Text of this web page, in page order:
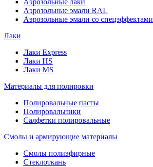
Аэрозольные лаки
Аэрозольные эмали RAL
Аэрозольные эмали со спецэффектами
Лаки
Лаки Express
Лаки HS
Лаки MS
Материалы для полировки
Полировальные пасты
Полировальники
Салфетки полировальные
Смолы и армирующие материалы
Смолы полиэфирные
Стеклоткань